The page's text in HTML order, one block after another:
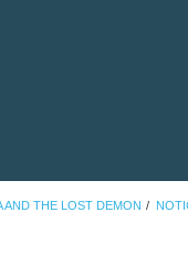
AND THE LOST DEMON